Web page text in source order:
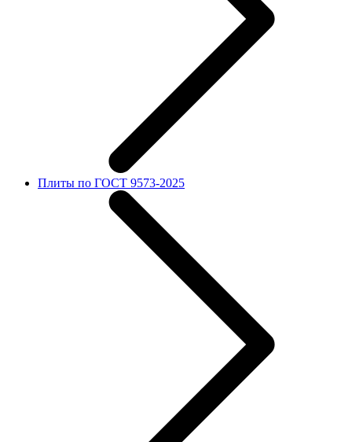
Плиты по ГОСТ 9573-2025